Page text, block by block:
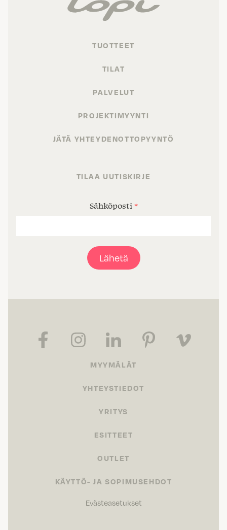
TUOTTEET
TILAT
PALVELUT
PROJEKTIMYYNTI
JÄTÄ YHTEYDENOTTOPYYNTÖ
TILAA UUTISKIRJE
Sähköposti *
Lähetä
MYYMÄLÄT
YHTEYSTIEDOT
YRITYS
ESITTEET
OUTLET
KÄYTTÖ- JA SOPIMUSEHDOT
Evästeasetukset